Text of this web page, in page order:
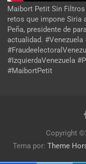
Maibort Petit Sin
retos que impone Siria
Peña, presidente de
actualidad.
#IzquierdaVenezuela
#MaibortPetit
Copyright
Tema por: Theme